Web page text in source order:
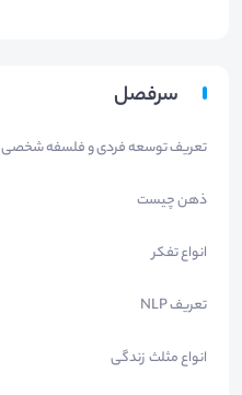
سرفصل
تعریف توسعه فردی و فلسفه شخصی
ذهن چیست
انواع تفکر
تعریف NLP
انواع مثلث زندگی